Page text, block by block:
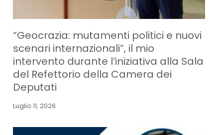
“Geocrazia: mutamenti politici e nuovi
scenari internazionali”, il mio
intervento durante l’iniziativa alla Sala
del Refettorio della Camera dei
Deputati
Luglio 11, 2026